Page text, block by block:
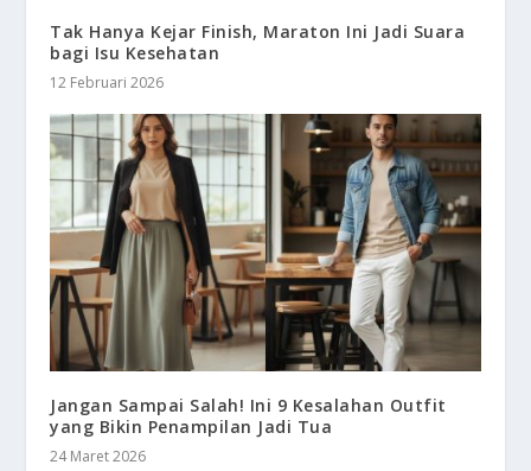
Tak Hanya Kejar Finish, Maraton Ini Jadi Suara
bagi Isu Kesehatan
12 Februari 2026
Jangan Sampai Salah! Ini 9 Kesalahan Outfit
yang Bikin Penampilan Jadi Tua
24 Maret 2026